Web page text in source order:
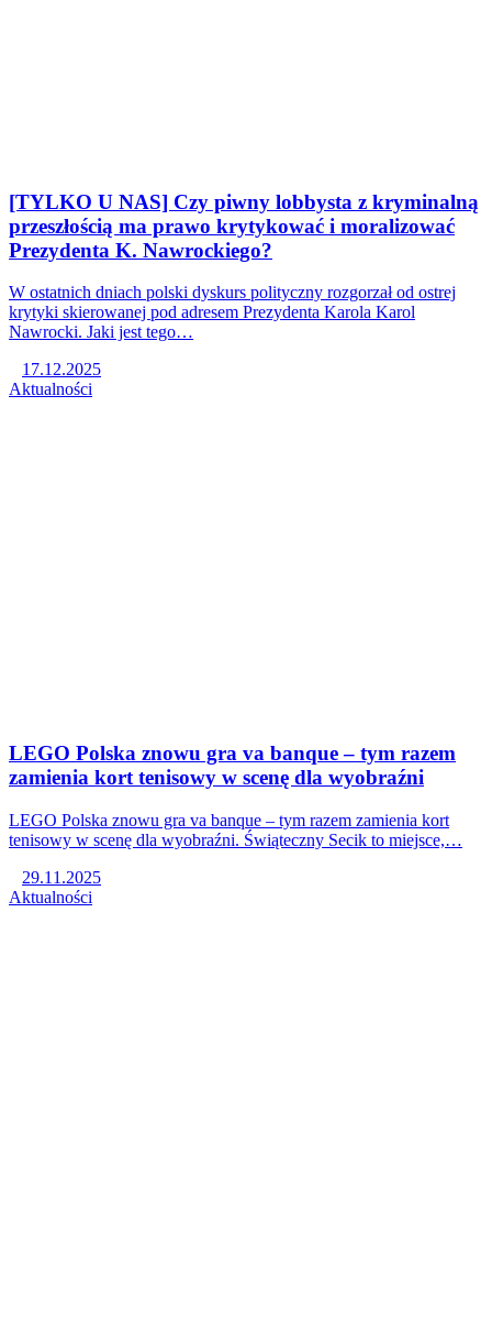
[TYLKO U NAS] Czy piwny lobbysta z kryminalną
przeszłością ma prawo krytykować i moralizować
Prezydenta K. Nawrockiego?
W ostatnich dniach polski dyskurs polityczny rozgorzał od ostrej
krytyki skierowanej pod adresem Prezydenta Karola Karol
Nawrocki. Jaki jest tego…
17.12.2025
Aktualności
LEGO Polska znowu gra va banque – tym razem
zamienia kort tenisowy w scenę dla wyobraźni
LEGO Polska znowu gra va banque – tym razem zamienia kort
tenisowy w scenę dla wyobraźni. Świąteczny Secik to miejsce,…
29.11.2025
Aktualności